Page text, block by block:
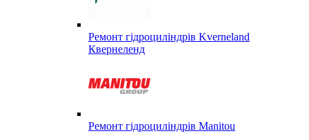
Ремонт гідроциліндрів Kverneland
Квернеленд
Ремонт гідроциліндрів Manitou